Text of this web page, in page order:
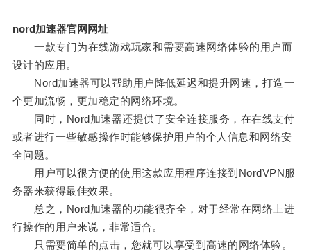
nord加速器官网网址
一款专门为在线游戏玩家和需要高速网络体验的用户而
设计的应用。
Nord加速器可以帮助用户降低延迟和提升网速，打造一
个更加流畅，更加稳定的网络环境。
同时，Nord加速器还提供了安全连接服务，在在线支付
或者进行一些敏感操作时能够保护用户的个人信息和网络安
全问题。
用户可以很方便的使用这款应用程序连接到NordVPN服
务器来获得最佳效果。
总之，Nord加速器的功能很齐全，对于经常在网络上进
行操作的用户来说，非常适合。
只需要简单的点击，您就可以享受到高速的网络体验。